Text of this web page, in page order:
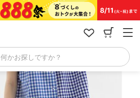
何かお探しですか？